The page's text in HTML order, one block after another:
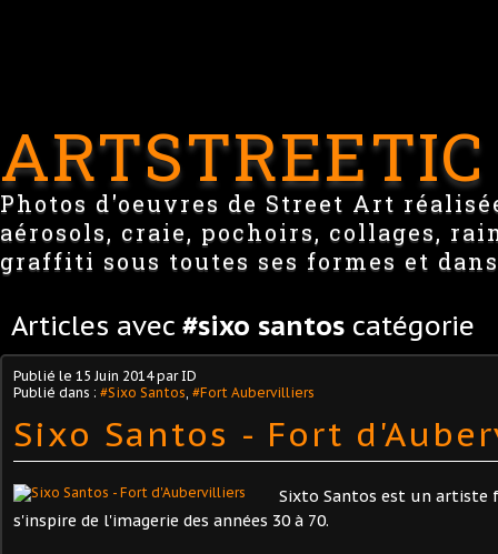
ARTSTREETIC
Photos d'oeuvres de Street Art
aérosols, craie, pochoirs, collages,
graffiti sous toutes ses formes et
Articles avec #sixo santos catégorie
Publié le 15 Juin 2014par ID
Publié dans : #Sixo Santos, #Fort Aubervilliers
Sixo Santos - Fort
Sixto Santos est un artiste
s'inspire de l'imagerie des années 30 à 70.